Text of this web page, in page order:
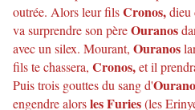
outrée. Alors leur filsCronos,dieu
va surprendre son pèreOuranos
avec un silex. Mourant, Ouranos
fils te chassera, Cronos,et il
Puis trois gouttes du sang d'
engendre alorsles Furies(les